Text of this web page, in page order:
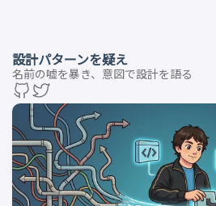
設計パターンを疑え
名前の嘘を暴き、意図で設計を語る